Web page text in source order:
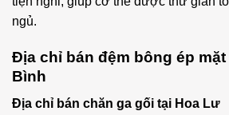
ngủ.
Địa chỉ bán đệm bông ép
Bình
Địa chỉ bán chăn ga gối tại Hoa Lư